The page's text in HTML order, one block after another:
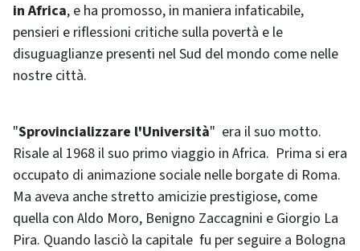
in Africa, e ha promosso, in maniera infaticabile,
pensieri e riflessioni critiche sulla povertà e le
disuguaglianze presenti nel Sud del mondo come nelle
nostre città.
"Sprovincializzare l'Università" era il suo motto.
Risale al 1968 il suo primo viaggio in Africa. Prima si era
occupato di animazione sociale nelle borgate di Roma.
Ma aveva anche stretto amicizie prestigiose, come
quella con Aldo Moro, Benigno Zaccagnini e Giorgio La
Pira. Quando lasciò la capitale fu per seguire a Bologna